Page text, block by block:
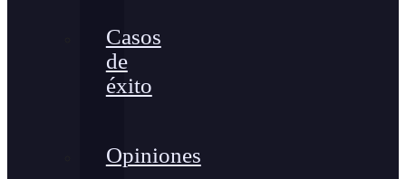
Casos
de
éxito
Opiniones